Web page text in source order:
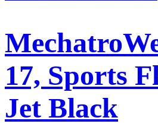
17, Sports
Jet Black